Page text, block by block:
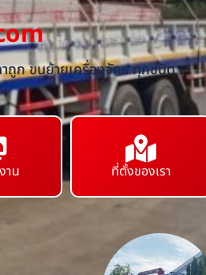
าถูก ขนย้ายเครื่องจักร ทุกชนิด
าน ที่ตั้งของเรา